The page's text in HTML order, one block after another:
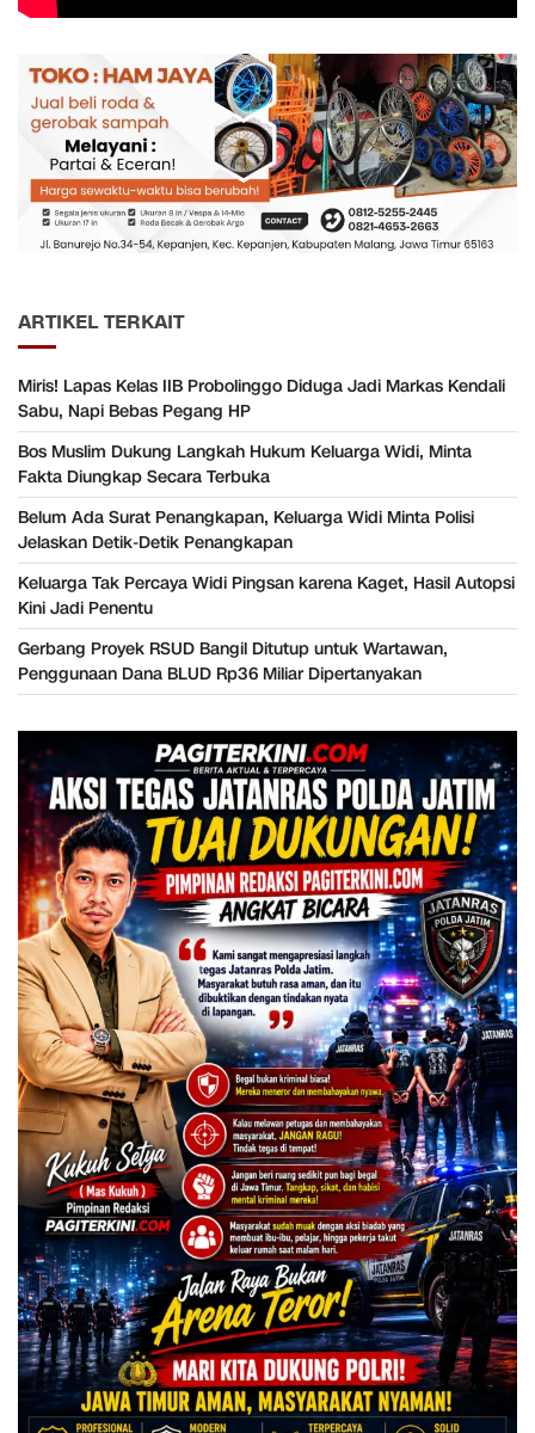
ARTIKEL TERKAIT
Miris! Lapas Kelas IIB Probolinggo Diduga Jadi Markas Kendali
Sabu, Napi Bebas Pegang HP
Bos Muslim Dukung Langkah Hukum Keluarga Widi, Minta
Fakta Diungkap Secara Terbuka
Belum Ada Surat Penangkapan, Keluarga Widi Minta Polisi
Jelaskan Detik-Detik Penangkapan
Keluarga Tak Percaya Widi Pingsan karena Kaget, Hasil Autopsi
Kini Jadi Penentu
Gerbang Proyek RSUD Bangil Ditutup untuk Wartawan,
Penggunaan Dana BLUD Rp36 Miliar Dipertanyakan